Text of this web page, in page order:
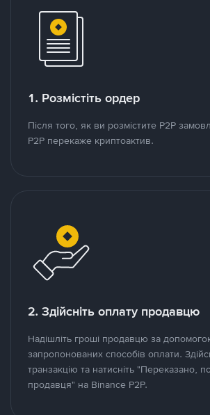
1. Розмістіть ордер
Після того, як ви розмістите P2P
P2P перекаже криптоактив.
2. Здійсніть оплату продавцю
Надішліть гроші продавцю за
запропонованих способів оплати.
транзакцію та натисніть "Переказано,
продавця" на Binance P2P.